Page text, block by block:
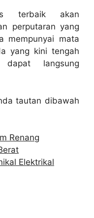
terbaik akan
perputaran yang
mempunyai mata
yang kini tengah
langsung
tautan dibawah
Renang
Elektrikal